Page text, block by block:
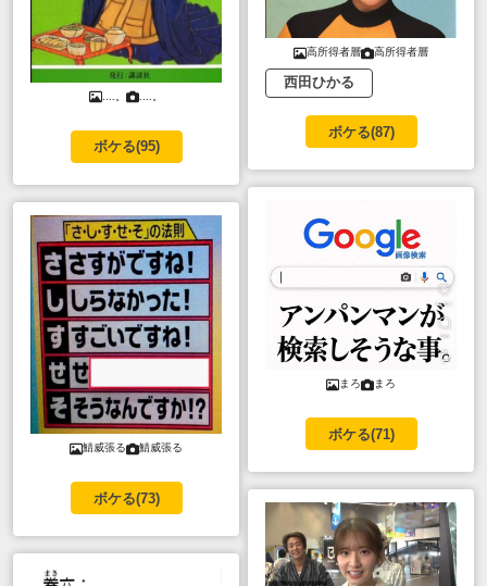
ボケる(95)
鯖威張る 鯖威張る
ボケる(73)
高所得者層 高所得者層
西田ひかる
ボケる(87)
まろ まろ
ボケる(71)